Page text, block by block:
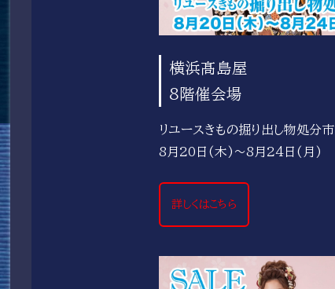
横浜髙島屋
8階催会場
リユースきもの掘り出し物処分市
8月20日(木)～8月24日(月)
詳しくはこちら